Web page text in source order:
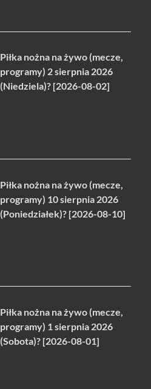
Piłka nożna na żywo (mecze,
programy) 2 sierpnia 2026
(Niedziela)? [2026-08-02]
Piłka nożna na żywo (mecze,
programy) 10 sierpnia 2026
(Poniedziałek)? [2026-08-10]
Piłka nożna na żywo (mecze,
programy) 1 sierpnia 2026
(Sobota)? [2026-08-01]